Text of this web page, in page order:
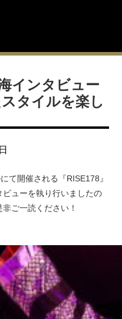
インタビュー
タイルを楽し
て開催される『RISE178』
ューを執り行いましたの
ご一読ください！